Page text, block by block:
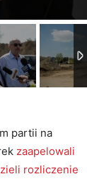
partii na
zaapelowali
rozliczenie